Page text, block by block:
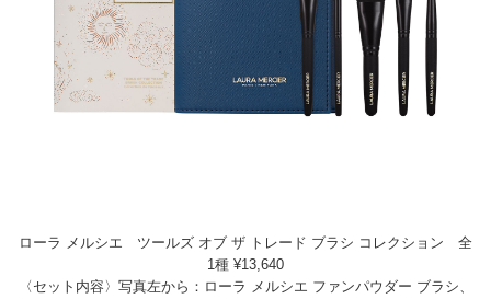
ローラ メルシエ ツールズ オブ ザ トレード ブラシ コレクション 全
1種 ¥13,640
〈セット内容〉写真左から：ローラ メルシエ ファンパウダー ブラシ、